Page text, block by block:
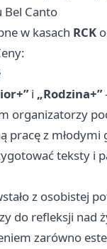
Canto
w kasach RCK
i „Rodzina+”
organizatorzy
pracę z młodymi
teksty i
z osobistej
do refleksji
zarówno